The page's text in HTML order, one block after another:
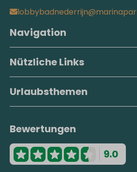
Navigation
Nützliche Links
Urlaubsthemen
Bewertungen
9.0